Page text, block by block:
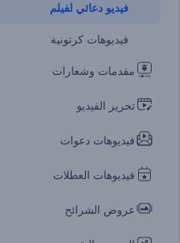
فيديو دعائي لفيلم
فيديوهات كرتونية
مقدمات وشعارات
تحرير الفيديو
فيديوهات دعوات
فيديوهات العطلات
عروض الشرائح